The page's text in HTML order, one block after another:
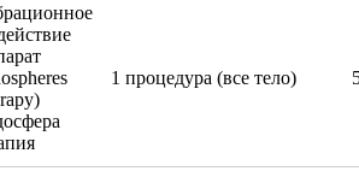
1 процедура (все тело)